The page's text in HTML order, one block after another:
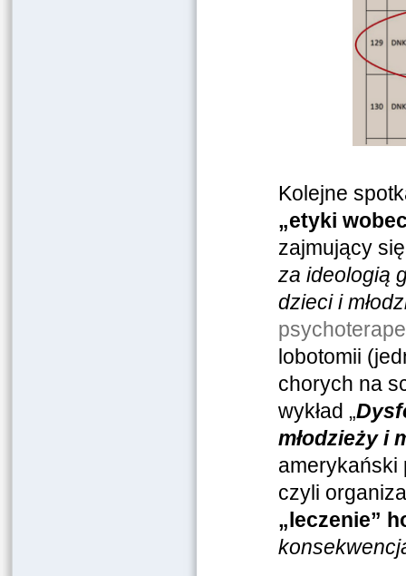
Kolejne
„etyki
zajmujący
za ideologią
dzieci i
lobotomii
chorych na
wykład „
młodzieży i
czyli
„leczenie”